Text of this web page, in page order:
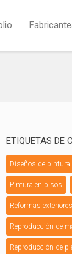
ETIQUETAS DE
Diseños de pintura
Pintura en pisos
Reformas exteriores
Reproducción de
Reproducción de